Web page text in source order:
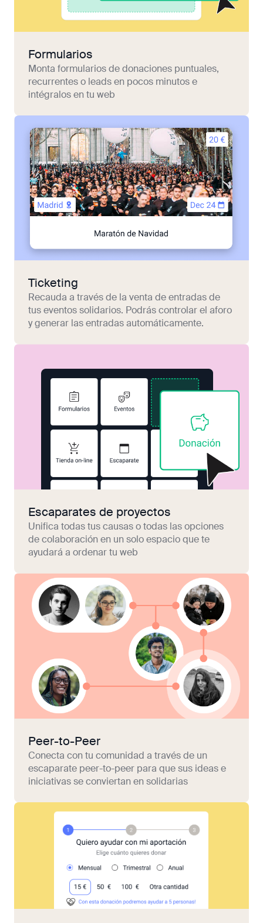
Formularios
Monta formularios de donaciones puntuales,
recurrentes o leads en pocos minutos e
intégralos en tu web
Ticketing
Recauda a través de la venta de entradas de
tus eventos solidarios. Podrás controlar el aforo
y generar las entradas automáticamente.
Escaparates de proyectos
Unifica todas tus causas o todas las opciones
de colaboración en un solo espacio que te
ayudará a ordenar tu web
Peer-to-Peer
Conecta con tu comunidad a través de un
escaparate peer-to-peer para que sus ideas e
iniciativas se conviertan en solidarias